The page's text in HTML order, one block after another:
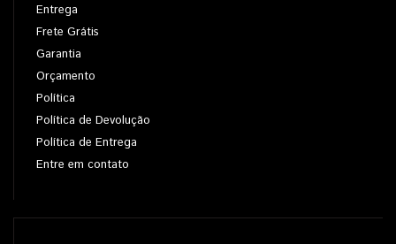
Entrega
Frete Grátis
Garantia
Orçamento
Política
Política de Devolução
Política de Entrega
Entre em contato